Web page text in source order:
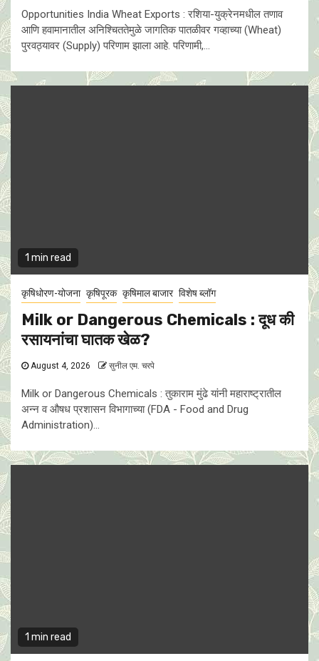
Opportunities India Wheat Exports : रशिया-युक्रेनमधील तणाव
आणि हवामानातील अनिश्चिततेमुळे जागतिक पातळीवर गव्हाच्या (Wheat)
पुरवठ्यावर (Supply) परिणाम झाला आहे. परिणामी,...
1 min read
कृषिधोरण-योजना कृषिपूरक कृषिमाल बाजार विशेष ब्लॉग
Milk or Dangerous Chemicals : दूध की
रसायनांचा घातक खेळ?
August 4, 2026 सुनील एम. चरपे
Milk or Dangerous Chemicals : तुकाराम मुंढे यांनी महाराष्ट्रातील
अन्न व औषध प्रशासन विभागाच्या (FDA - Food and Drug
Administration)...
1 min read